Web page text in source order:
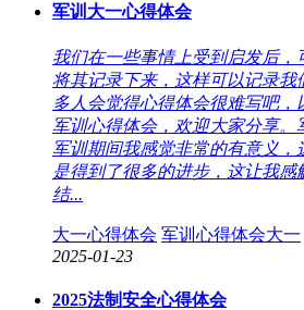
军训大一心得体会
我们在一些事情上受到启发后，
将其记录下来，这样可以记录我
多人会觉得心得体会很难写吧
军训心得体会，欢迎大家分享。
军训期间我感觉非常的有意义，
是得到了很多的进步，这让我
结...
大一心得体会 军训心得体会大一
2025-01-23
2025法制安全心得体会